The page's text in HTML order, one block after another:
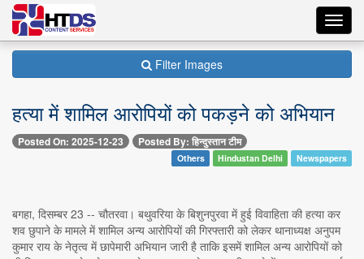
Filter Images
हत्या में शामिल आरोपियों को पकड़ने को अभियान
Posted On: 2025-12-23 Posted By: हिन्दुस्तान टीम
Others Hindustan Delhi Newspapers
बगहा, दिसम्बर 23 -- चौतरवा। बथुवरिया के बिशुनपुरवा में हुई विवाहिता की हत्या कर
शव छुपाने के मामले में शामिल अन्य आरोपियों की गिरफ्तारी को लेकर थानाध्यक्ष अनुपम
कुमार राय के नेतृत्व में छापेमारी अभियान जारी है ताकि इसमें शामिल अन्य आरोपियों को